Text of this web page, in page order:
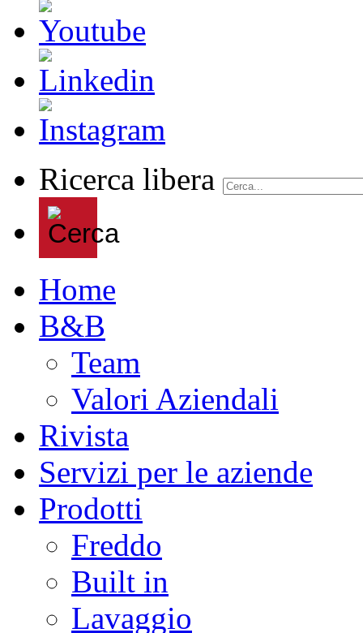
Ricerca libera
Home
B&B
Team
Valori Aziendali
Rivista
Servizi per le aziende
Prodotti
Freddo
Built in
Lavaggio